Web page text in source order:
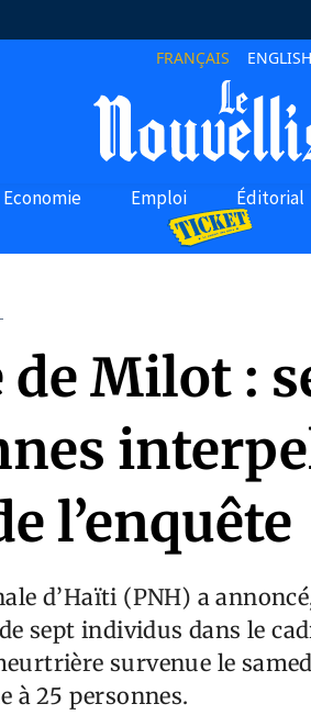
FRANÇAIS ENGLISH
Economie Emploi Éditorial
de Milot :
l’enquête
d’Haïti (PNH) a
sept individus dans le
survenue le
à 25 personnes.